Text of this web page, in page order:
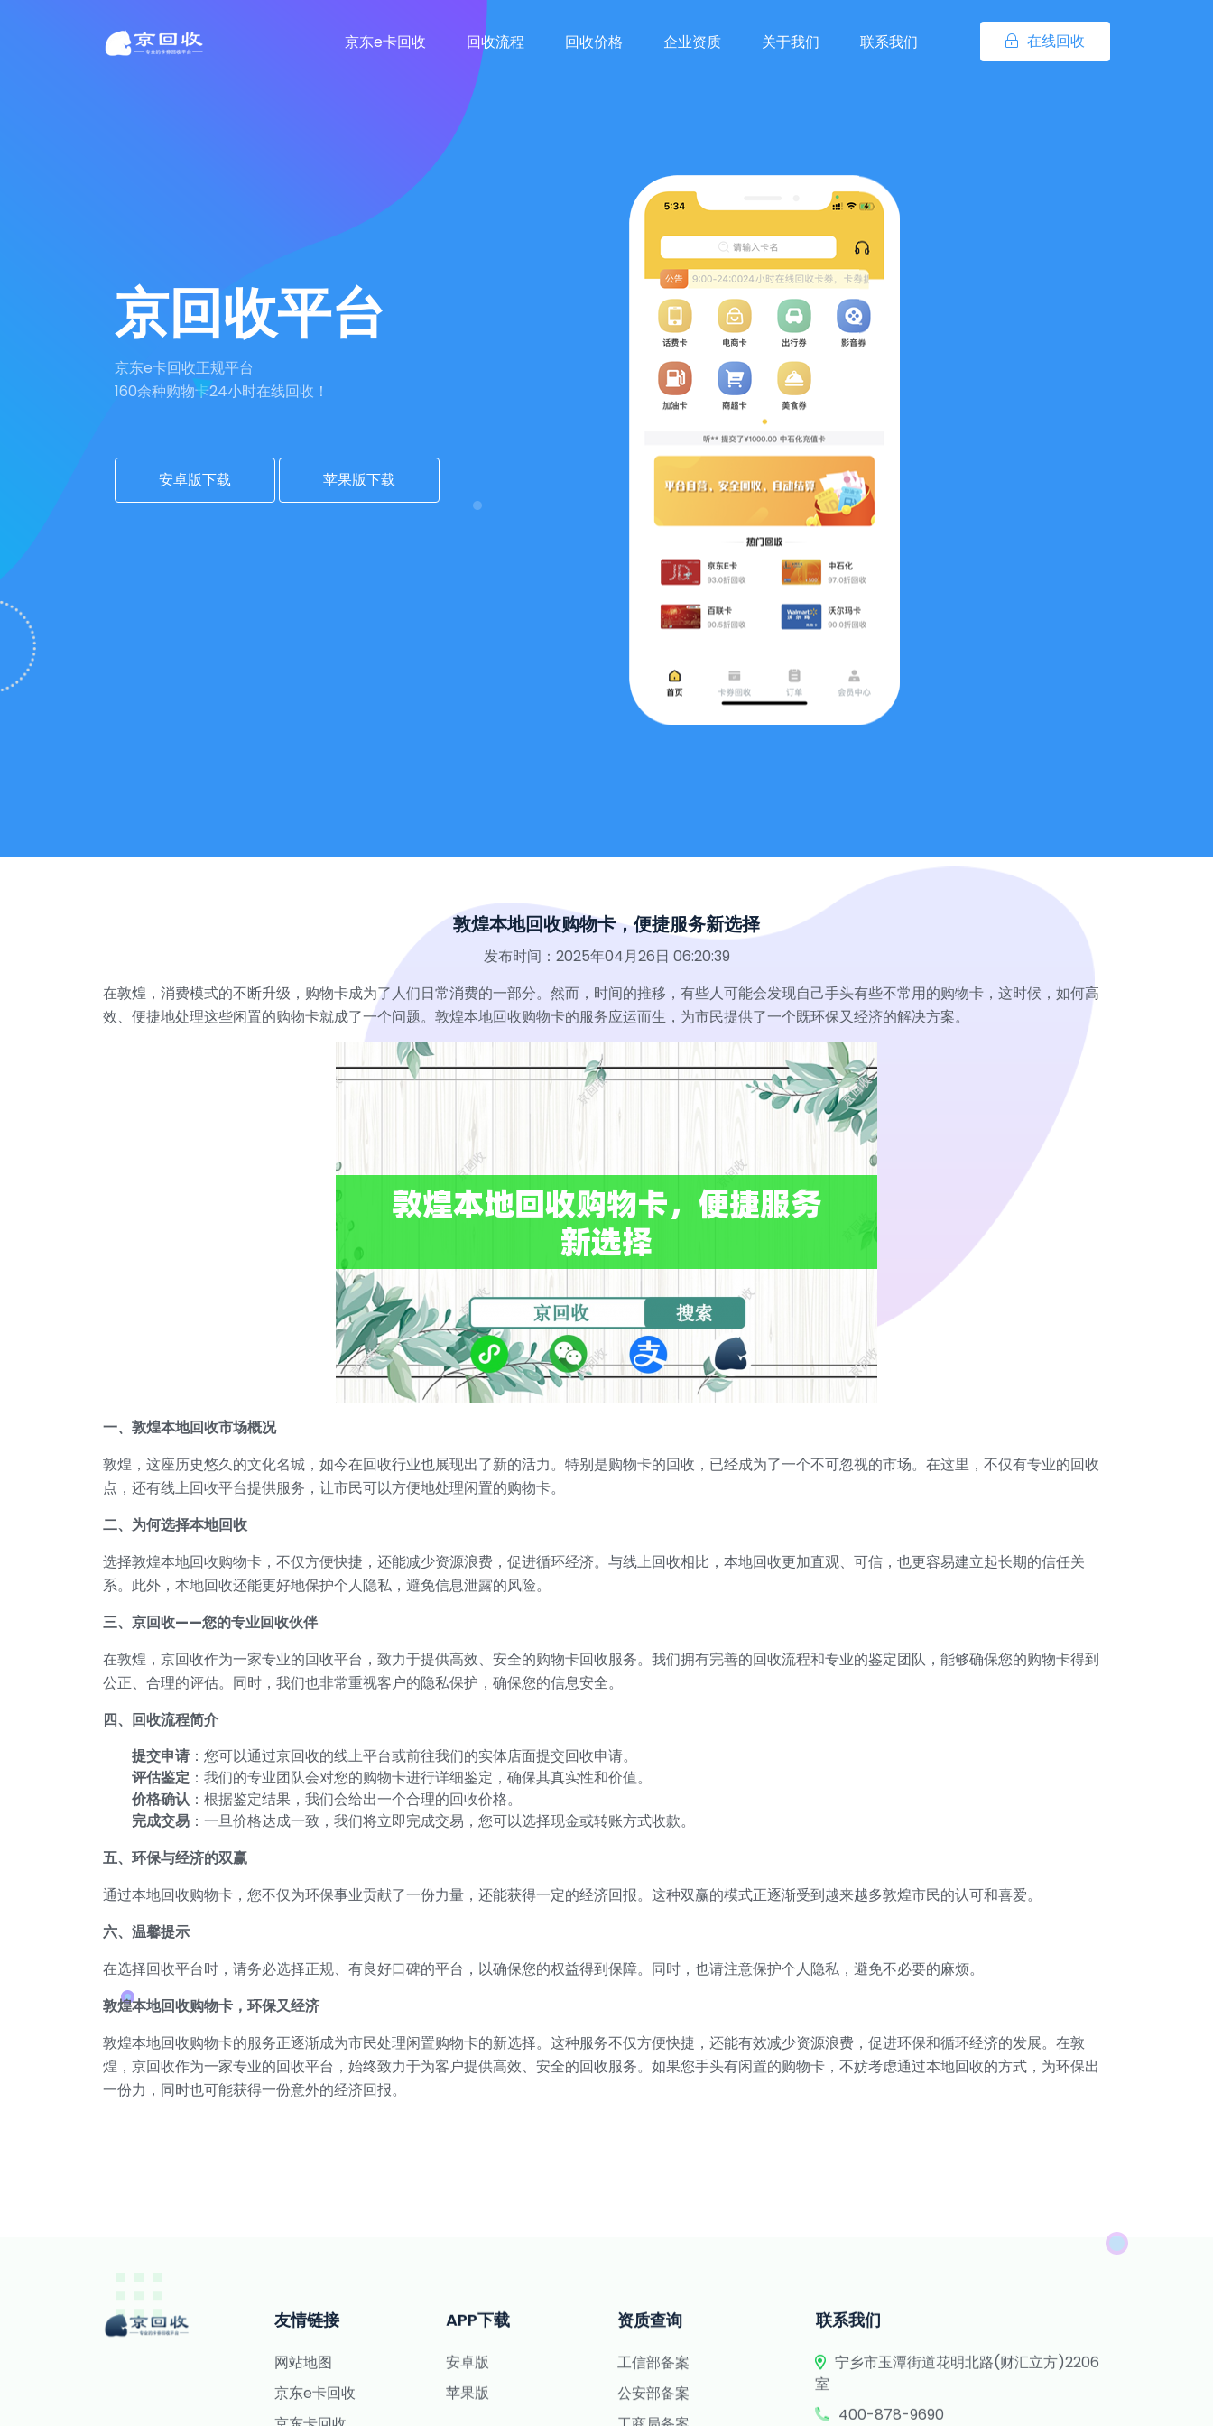
在线回收
京东e卡回收 回收流程 回收价格 企业资质 关于我们 联系我们
京回收平台
京东e卡回收正规平台
160余种购物卡24小时在线回收！
安卓版下载 苹果版下载
敦煌本地回收购物卡，便捷服务新选择
发布时间：2025年04月26日 06:20:39
在敦煌，消费模式的不断升级，购物卡成为了人们日常消费的一部分。然而，时间的推移，有些人可能会发现自己手头有些不常用的购物卡，这时候，如何高
效、便捷地处理这些闲置的购物卡就成了一个问题。敦煌本地回收购物卡的服务应运而生，为市民提供了一个既环保又经济的解决方案。
一、敦煌本地回收市场概况
敦煌，这座历史悠久的文化名城，如今在回收行业也展现出了新的活力。特别是购物卡的回收，已经成为了一个不可忽视的市场。在这里，不仅有专业的回收
点，还有线上回收平台提供服务，让市民可以方便地处理闲置的购物卡。
二、为何选择本地回收
选择敦煌本地回收购物卡，不仅方便快捷，还能减少资源浪费，促进循环经济。与线上回收相比，本地回收更加直观、可信，也更容易建立起长期的信任关
系。此外，本地回收还能更好地保护个人隐私，避免信息泄露的风险。
三、京回收——您的专业回收伙伴
在敦煌，京回收作为一家专业的回收平台，致力于提供高效、安全的购物卡回收服务。我们拥有完善的回收流程和专业的鉴定团队，能够确保您的购物卡得到
公正、合理的评估。同时，我们也非常重视客户的隐私保护，确保您的信息安全。
四、回收流程简介
提交申请 ：您可以通过京回收的线上平台或前往我们的实体店面提交回收申请。
评估鉴定 ：我们的专业团队会对您的购物卡进行详细鉴定，确保其真实性和价值。
价格确认 ：根据鉴定结果，我们会给出一个合理的回收价格。
完成交易 ：一旦价格达成一致，我们将立即完成交易，您可以选择现金或转账方式收款。
五、环保与经济的双赢
通过本地回收购物卡，您不仅为环保事业贡献了一份力量，还能获得一定的经济回报。这种双赢的模式正逐渐受到越来越多敦煌市民的认可和喜爱。
六、温馨提示
在选择回收平台时，请务必选择正规、有良好口碑的平台，以确保您的权益得到保障。同时，也请注意保护个人隐私，避免不必要的麻烦。
敦煌本地回收购物卡，环保又经济
敦煌本地回收购物卡的服务正逐渐成为市民处理闲置购物卡的新选择。这种服务不仅方便快捷，还能有效减少资源浪费，促进环保和循环经济的发展。在敦
煌，京回收作为一家专业的回收平台，始终致力于为客户提供高效、安全的回收服务。如果您手头有闲置的购物卡，不妨考虑通过本地回收的方式，为环保出
一份力，同时也可能获得一份意外的经济回报。
友情链接
网站地图
京东e卡回收
APP下载
安卓版
苹果版
资质查询
工信部备案
公安部备案
联系我们
宁乡市玉潭街道花明北路(财汇立方)2206
室
400-878-9690